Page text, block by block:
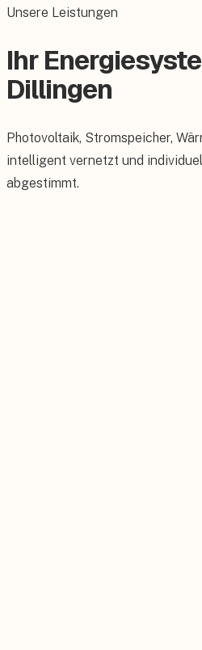
Unsere Leistungen
Ihr
Dillingen
Photovoltaik, Stromspeicher,
intelligent vernetzt und
abgestimmt.